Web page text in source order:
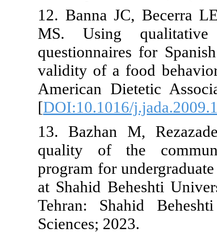
12. Banna
MS.
validity of a
American
[
13. Bazhan
quality of
program for
at Shahid
Tehran:
Sciences;